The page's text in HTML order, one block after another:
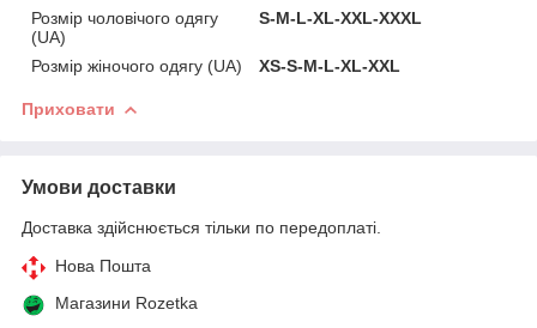
Розмір чоловічого одягу
(UA)
S-M-L-XL-XXL-ХХХL
Розмір жіночого одягу (UA) XS-S-M-L-XL-XXL
Приховати
Умови доставки
Доставка здійснюється тільки по передоплаті.
Нова Пошта
Магазини Rozetka